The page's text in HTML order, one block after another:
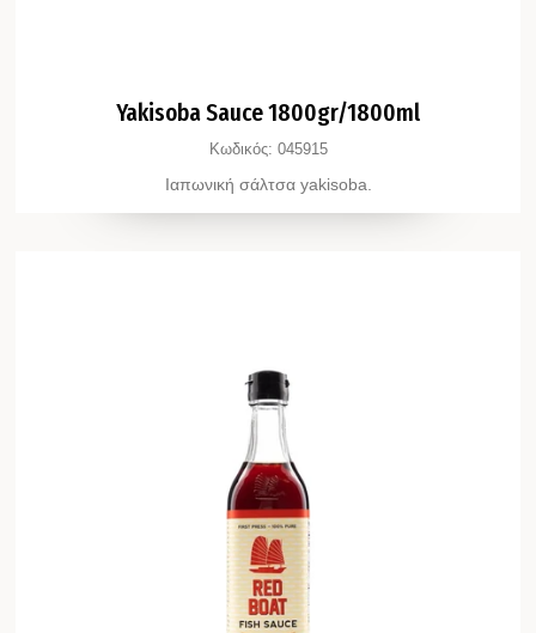
Yakisoba Sauce 1800gr/1800ml
Κωδικός: 045915
Ιαπωνική σάλτσα yakisoba.